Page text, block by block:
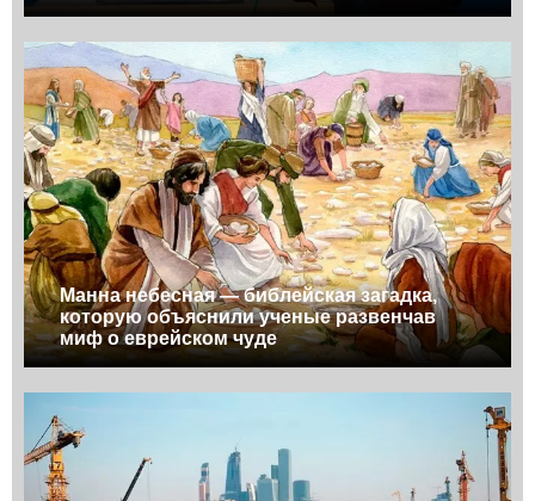
Манна небесная — библейская загадка,
которую объяснили ученые развенчав
миф о еврейском чуде